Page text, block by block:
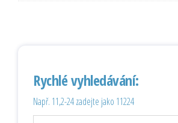
Rychlé vyhledávání:
Např. 11,2-24 zadejte jako 11224